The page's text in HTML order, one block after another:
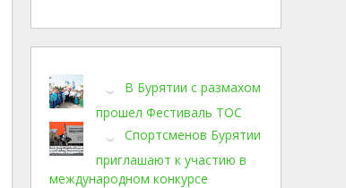
В Бурятии с размахом
прошел Фестиваль ТОС
Спортсменов Бурятии
приглашают к участию в
международном конкурсе